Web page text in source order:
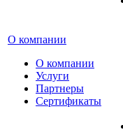
О компании
О компании
Услуги
Партнеры
Сертификаты